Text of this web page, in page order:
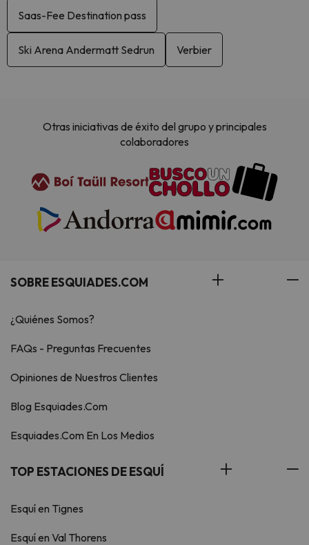
Saas-Fee Destination pass
Ski Arena Andermatt Sedrun Verbier
Otras iniciativas de éxito del grupo y principales
colaboradores
SOBRE ESQUIADES.COM
¿Quiénes Somos?
FAQs - Preguntas Frecuentes
Opiniones de Nuestros Clientes
Blog Esquiades.Com
Esquiades.Com En Los Medios
TOP ESTACIONES DE ESQUÍ
Esquí en Tignes
Esquí en Val Thorens